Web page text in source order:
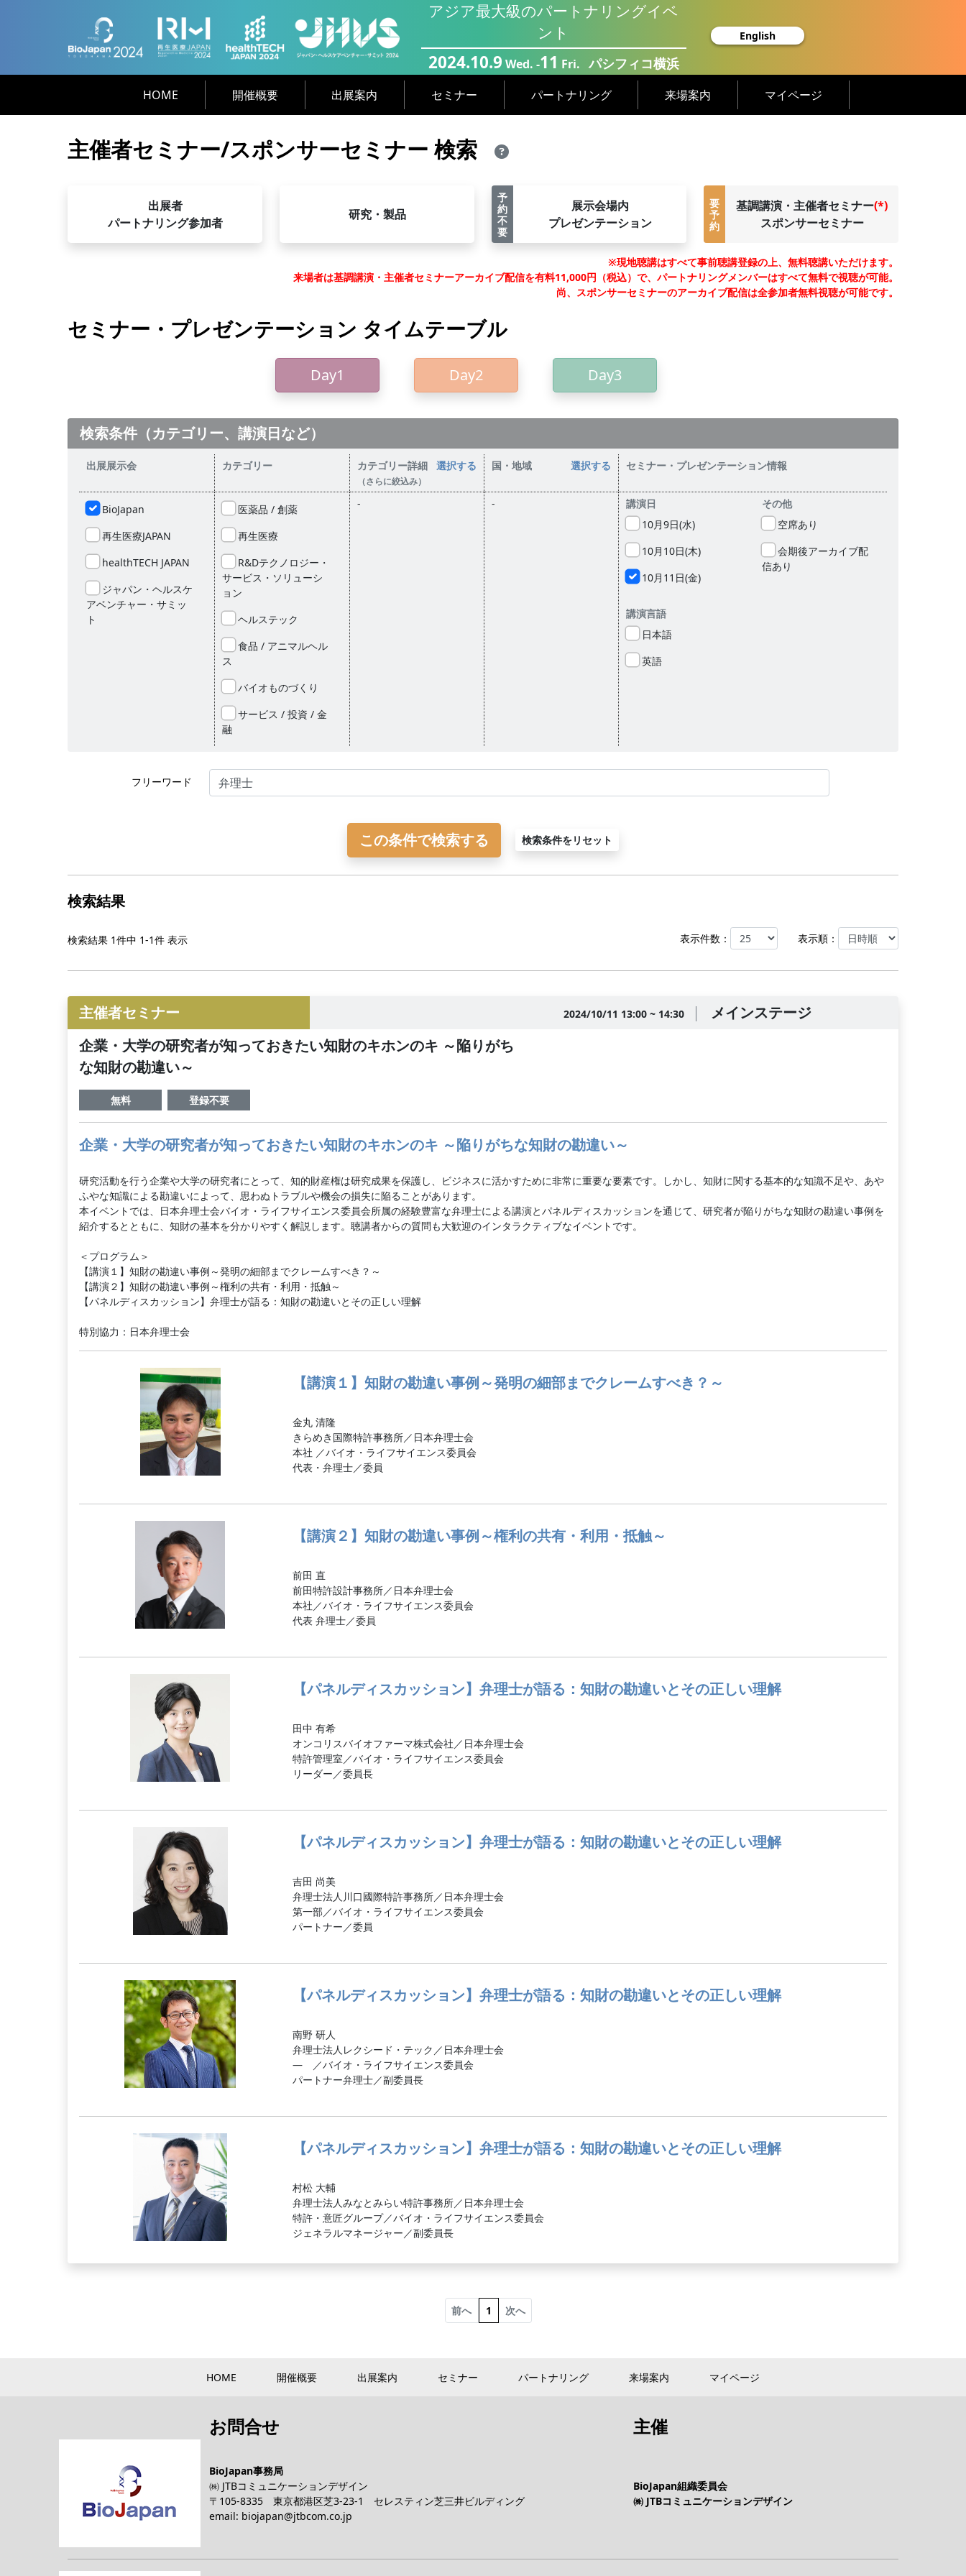
アジア最大級のパートナリングイベ
ント
2024.10.9 Wed. -11 Fri. パシフィコ横浜
English
HOME 開催概要 出展案内 セミナー パートナリング 来場案内 マイページ
主催者セミナー/スポンサーセミナー 検索
出展者
パートナリング参加者
研究・製品
予
約
不
要
展⽰会場内
プレゼンテーション
要
予
約
基調講演・主催者セミナー(*)
スポンサーセミナー
※現地聴講はすべて事前聴講登録の上、無料聴講いただけます。
来場者は基調講演・主催者セミナーアーカイブ配信を有料11,000円（税込）で、パートナリングメンバーはすべて無料で視聴が可能。
尚、スポンサーセミナーのアーカイブ配信は全参加者無料視聴が可能です。
セミナー・プレゼンテーション タイムテーブル
Day1 Day2 Day3
検索条件（カテゴリー、講演⽇など）
出展展示会 カテゴリー カテゴリー詳細 選択する
（さらに絞込み）
国・地域 選択する セミナー・プレゼンテーション情報
BioJapan
再生医療JAPAN
healthTECH JAPAN
ジャパン・ヘルスケ
アベンチャー・サミッ
ト
医薬品 / 創薬
再生医療
R&Dテクノロジー・
サービス・ソリューシ
ョン
ヘルステック
食品 / アニマルヘル
ス
バイオものづくり
サービス / 投資 / 金
融
- -
講演⽇
10⽉9⽇(⽔)
10⽉10⽇(⽊)
10⽉11⽇(⾦)
講演言語
日本語
英語
その他
空席あり
会期後アーカイブ配
信あり
フリーワード
この条件で検索する 検索条件をリセット
検索結果
検索結果 1件中 1-1件 表⽰ 表⽰件数： 表⽰順：
主催者セミナー 2024/10/11 13:00 ~ 14:30
メインステージ
企業・大学の研究者が知っておきたい知財のキホンのキ ～陥りがち
な知財の勘違い～
無料 登録不要
企業・大学の研究者が知っておきたい知財のキホンのキ ～陥りがちな知財の勘違い～
研究活動を行う企業や大学の研究者にとって、知的財産権は研究成果を保護し、ビジネスに活かすために非常に重要な要素です。しかし、知財に関する基本的な知識不足や、あや
ふやな知識による勘違いによって、思わぬトラブルや機会の損失に陥ることがあります。
本イベントでは、日本弁理士会バイオ・ライフサイエンス委員会所属の経験豊富な弁理士による講演とパネルディスカッションを通じて、研究者が陥りがちな知財の勘違い事例を
紹介するとともに、知財の基本を分かりやすく解説します。聴講者からの質問も大歓迎のインタラクティブなイベントです。
＜プログラム＞
【講演１】知財の勘違い事例～発明の細部までクレームすべき？～
【講演２】知財の勘違い事例～権利の共有・利用・抵触～
【パネルディスカッション】弁理士が語る：知財の勘違いとその正しい理解
特別協力：日本弁理士会
【講演１】知財の勘違い事例～発明の細部までクレームすべき？～
金丸 清隆
きらめき国際特許事務所／日本弁理士会
本社 ／バイオ・ライフサイエンス委員会
代表・弁理士／委員
【講演２】知財の勘違い事例～権利の共有・利用・抵触～
前田 直
前田特許設計事務所／日本弁理士会
本社／バイオ・ライフサイエンス委員会
代表 弁理士／委員
【パネルディスカッション】弁理士が語る：知財の勘違いとその正しい理解
田中 有希
オンコリスバイオファーマ株式会社／日本弁理士会
特許管理室／バイオ・ライフサイエンス委員会
リーダー／委員長
【パネルディスカッション】弁理士が語る：知財の勘違いとその正しい理解
吉田 尚美
弁理士法人川口國際特許事務所／日本弁理士会
第一部／バイオ・ライフサイエンス委員会
パートナー／委員
【パネルディスカッション】弁理士が語る：知財の勘違いとその正しい理解
南野 研人
弁理士法人レクシード・テック／日本弁理士会
― ／バイオ・ライフサイエンス委員会
パートナー弁理士／副委員長
【パネルディスカッション】弁理士が語る：知財の勘違いとその正しい理解
村松 大輔
弁理士法人みなとみらい特許事務所／日本弁理士会
特許・意匠グループ／バイオ・ライフサイエンス委員会
ジェネラルマネージャー／副委員長
前へ 1 次へ
HOME 開催概要 出展案内 セミナー パートナリング 来場案内 マイページ
お問合せ 主催
BioJapan事務局
㈱ JTBコミュニケーションデザイン
〒105-8335 東京都港区芝3-23-1 セレスティン芝三井ビルディング
email: biojapan@jtbcom.co.jp
BioJapan組織委員会
㈱ JTBコミュニケーションデザイン